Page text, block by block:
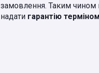
замовлення. Таким чином
надати гарантію